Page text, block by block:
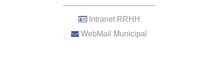
–––––––––––––––––––––
Intranet RRHH
WebMail Municipal